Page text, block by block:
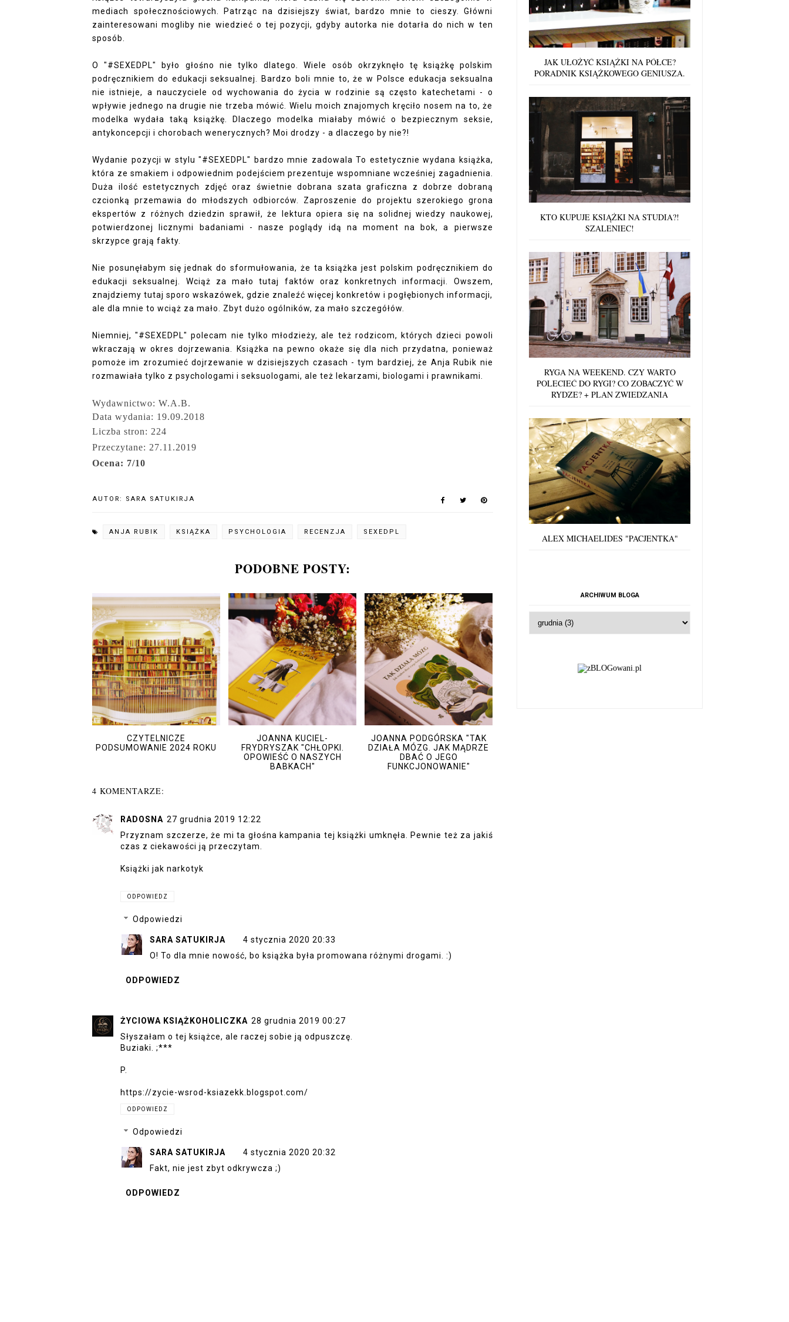
mediach społecznościowych. Patrząc na dzisiejszy świat, bardzo mnie to cieszy. Główni
zainteresowani mogliby nie wiedzieć o tej pozycji, gdyby autorka nie dotarła do nich w ten
sposób.
O "#SEXEDPL" było głośno nie tylko dlatego. Wiele osób okrzyknęło tę książkę polskim
podręcznikiem do edukacji seksualnej. Bardzo boli mnie to, że w Polsce edukacja seksualna
nie istnieje, a nauczyciele od wychowania do życia w rodzinie są często katechetami - o
wpływie jednego na drugie nie trzeba mówić. Wielu moich znajomych kręciło nosem na to, że
modelka wydała taką książkę. Dlaczego modelka miałaby mówić o bezpiecznym seksie,
antykoncepcji i chorobach wenerycznych? Moi drodzy - a dlaczego by nie?!
Wydanie pozycji w stylu "#SEXEDPL" bardzo mnie zadowala To estetycznie wydana książka,
która ze smakiem i odpowiednim podejściem prezentuje wspomniane wcześniej zagadnienia.
Duża ilość estetycznych zdjęć oraz świetnie dobrana szata graficzna z dobrze dobraną
czcionką przemawia do młodszych odbiorców. Zaproszenie do projektu szerokiego grona
ekspertów z różnych dziedzin sprawił, że lektura opiera się na solidnej wiedzy naukowej,
potwierdzonej licznymi badaniami - nasze poglądy idą na moment na bok, a pierwsze
skrzypce grają fakty.
Nie posunęłabym się jednak do sformułowania, że ta książka jest polskim podręcznikiem do
edukacji seksualnej. Wciąż za mało tutaj faktów oraz konkretnych informacji. Owszem,
znajdziemy tutaj sporo wskazówek, gdzie znaleźć więcej konkretów i pogłębionych informacji,
ale dla mnie to wciąż za mało. Zbyt dużo ogólników, za mało szczegółów.
Niemniej, "#SEXEDPL" polecam nie tylko młodzieży, ale też rodzicom, których dzieci powoli
wkraczają w okres dojrzewania. Książka na pewno okaże się dla nich przydatna, ponieważ
pomoże im zrozumieć dojrzewanie w dzisiejszych czasach - tym bardziej, że Anja Rubik nie
rozmawiała tylko z psychologami i seksuologami, ale też lekarzami, biologami i prawnikami.
Wydawnictwo: W.A.B.
Data wydania: 19.09.2018
Liczba stron: 224
Przeczytane: 27.11.2019
Ocena: 7/10
AUTOR: SARA SATUKIRJA
ANJA RUBIK KSIĄŻKA PSYCHOLOGIA RECENZJA SEXEDPL
PODOBNE POSTY:
CZYTELNICZE
PODSUMOWANIE 2024 ROKU
JOANNA KUCIEL-
FRYDRYSZAK "CHŁOPKI.
OPOWIEŚĆ O NASZYCH
BABKACH"
JOANNA PODGÓRSKA "TAK
DZIAŁA MÓZG. JAK MĄDRZE
DBAĆ O JEGO
FUNKCJONOWANIE"
4 KOMENTARZE:
RADOSNA 27 grudnia 2019 12:22
Przyznam szczerze, że mi ta głośna kampania tej książki umknęła. Pewnie też za jakiś
czas z ciekawości ją przeczytam.
Książki jak narkotyk
ODPOWIEDZ
Odpowiedzi
SARA SATUKIRJA
4 stycznia 2020 20:33
O! To dla mnie nowość, bo książka była promowana różnymi drogami. :)
ODPOWIEDZ
ŻYCIOWA KSIĄŻKOHOLICZKA 28 grudnia 2019 00:27
Słyszałam o tej książce, ale raczej sobie ją odpuszczę.
Buziaki. ;***
P.
https://zycie-wsrod-ksiazekk.blogspot.com/
ODPOWIEDZ
Odpowiedzi
SARA SATUKIRJA
4 stycznia 2020 20:32
Fakt, nie jest zbyt odkrywcza ;)
ODPOWIEDZ
JAK UŁOŻYĆ KSIĄŻKI NA PÓŁCE?
PORADNIK KSIĄŻKOWEGO GENIUSZA.
KTO KUPUJE KSIĄŻKI NA STUDIA?!
SZALENIEC!
RYGA NA WEEKEND. CZY WARTO
POLECIEĆ DO RYGI? CO ZOBACZYĆ W
RYDZE? + PLAN ZWIEDZANIA
ALEX MICHAELIDES "PACJENTKA"
ARCHIWUM BLOGA